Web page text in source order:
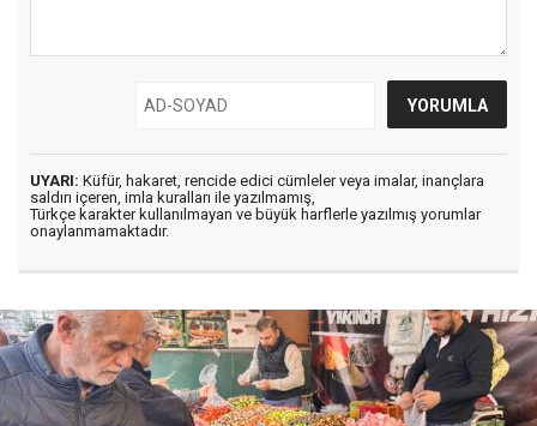
UYARI: Küfür, hakaret, rencide edici cümleler veya imalar, inançlara
saldırı içeren, imla kuralları ile yazılmamış,
Türkçe karakter kullanılmayan ve büyük harflerle yazılmış yorumlar
onaylanmamaktadır.